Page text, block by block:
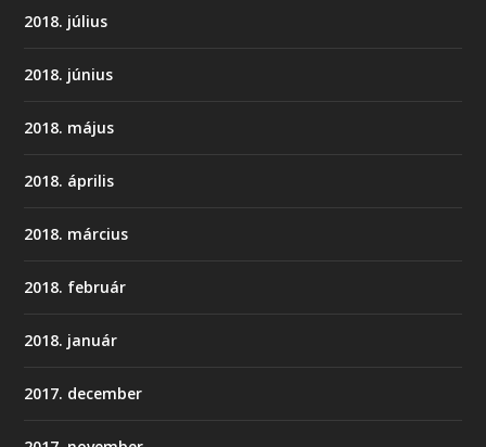
2018. július
2018. június
2018. május
2018. április
2018. március
2018. február
2018. január
2017. december